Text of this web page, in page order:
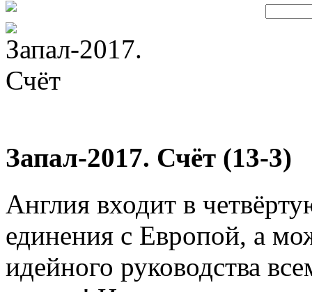
Запал-2017. Счёт (13-3)
Англия входит в
единения с Европой, а
идейного руководства